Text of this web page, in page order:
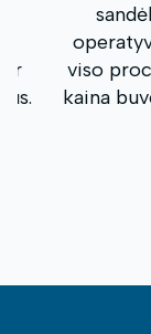
viso
kaina buvo